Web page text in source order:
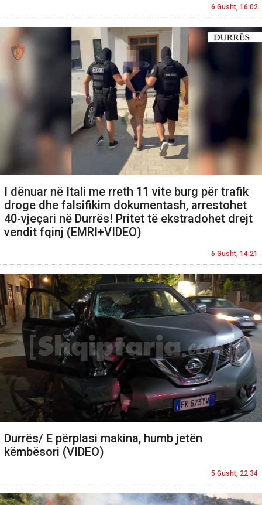
6 Gusht, 16:02
I dënuar në Itali me rreth 11 vite burg për trafik
droge dhe falsifikim dokumentash, arrestohet
40-vjeçari në Durrës! Pritet të ekstradohet drejt
vendit fqinj (EMRI+VIDEO)
6 Gusht, 14:21
Durrës/ E përplasi makina, humb jetën
këmbësori (VIDEO)
5 Gusht, 22:34